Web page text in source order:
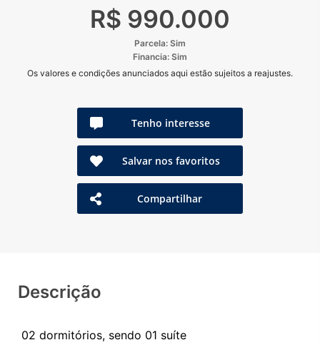
R$ 990.000
Parcela: Sim
Financia: Sim
Os valores e condições anunciados aqui estão sujeitos a reajustes.
Tenho interesse
Salvar nos favoritos
Compartilhar
Descrição
02 dormitórios, sendo 01 suíte